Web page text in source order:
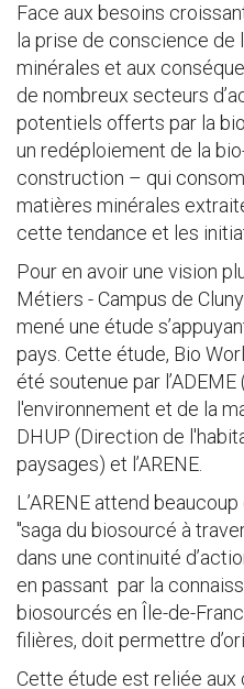
Face aux besoins
la prise de conscience
minérales et aux
de nombreux secteurs
potentiels offerts par la
un redéploiement de la
construction – qui
matières minérales
cette tendance et les
Pour en avoir une vision
Métiers - Campus de
mené une étude
pays. Cette étude, Bio
été soutenue par
l'environnement et de la
DHUP (Direction de
paysages) et l’ARENE.
L’ARENE attend
"saga du biosourcé à
dans une continuité
en passant par la
biosourcés en Île-de-
filières, doit permettre
Cette étude est reliée aux